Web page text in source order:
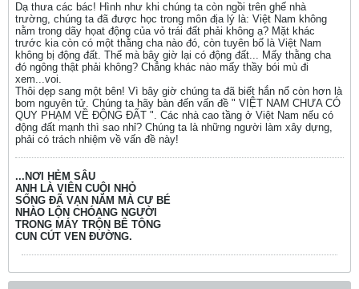
Dạ thưa các bác! Hình như khi chúng ta còn ngồi trên ghế nhà
trường, chúng ta đã được học trong môn địa lý là: Việt Nam không
nằm trong dãy họat động của vỏ trái đất phải không ạ? Mặt khác
trước kia còn có một thằng cha nào đó, còn tuyên bố là Việt Nam
không bị động đất. Thế mà bây giờ lại có động đất... Mấy thằng cha
đó ngông thật phải không? Chẳng khác nào mấy thầy bói mù đi
xem...voi.
Thôi dẹp sang một bên! Vì bây giờ chúng ta đã biết hắn nổ còn hơn là
bom nguyên tử. Chúng ta hãy bàn đến vấn đề " VIỆT NAM CHƯA CÓ
QUY PHẠM VỀ ĐỘNG ĐẤT ". Các nhà cao tầng ở Việt Nam nếu có
động đất mạnh thì sao nhỉ? Chúng ta là những người làm xây dựng,
phải có trách nhiệm về vấn đề này!
...NƠI HẺM SÂU
ANH LÀ VIÊN CUỘI NHỎ
SỐNG ĐÃ VẠN NĂM MÀ CƯ BÉ
NHÀO LỘN CHÓANG NGƯỜI
TRONG MÁY TRỘN BÊ TÔNG
CUN CÚT VEN ĐƯỜNG.